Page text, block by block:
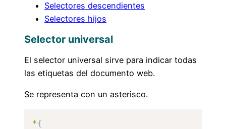
Selectores descendientes
Selectores hijos
Selector universal
El selector universal sirve para indicar todas
las etiquetas del documento web.
Se representa con un asterisco.
*{